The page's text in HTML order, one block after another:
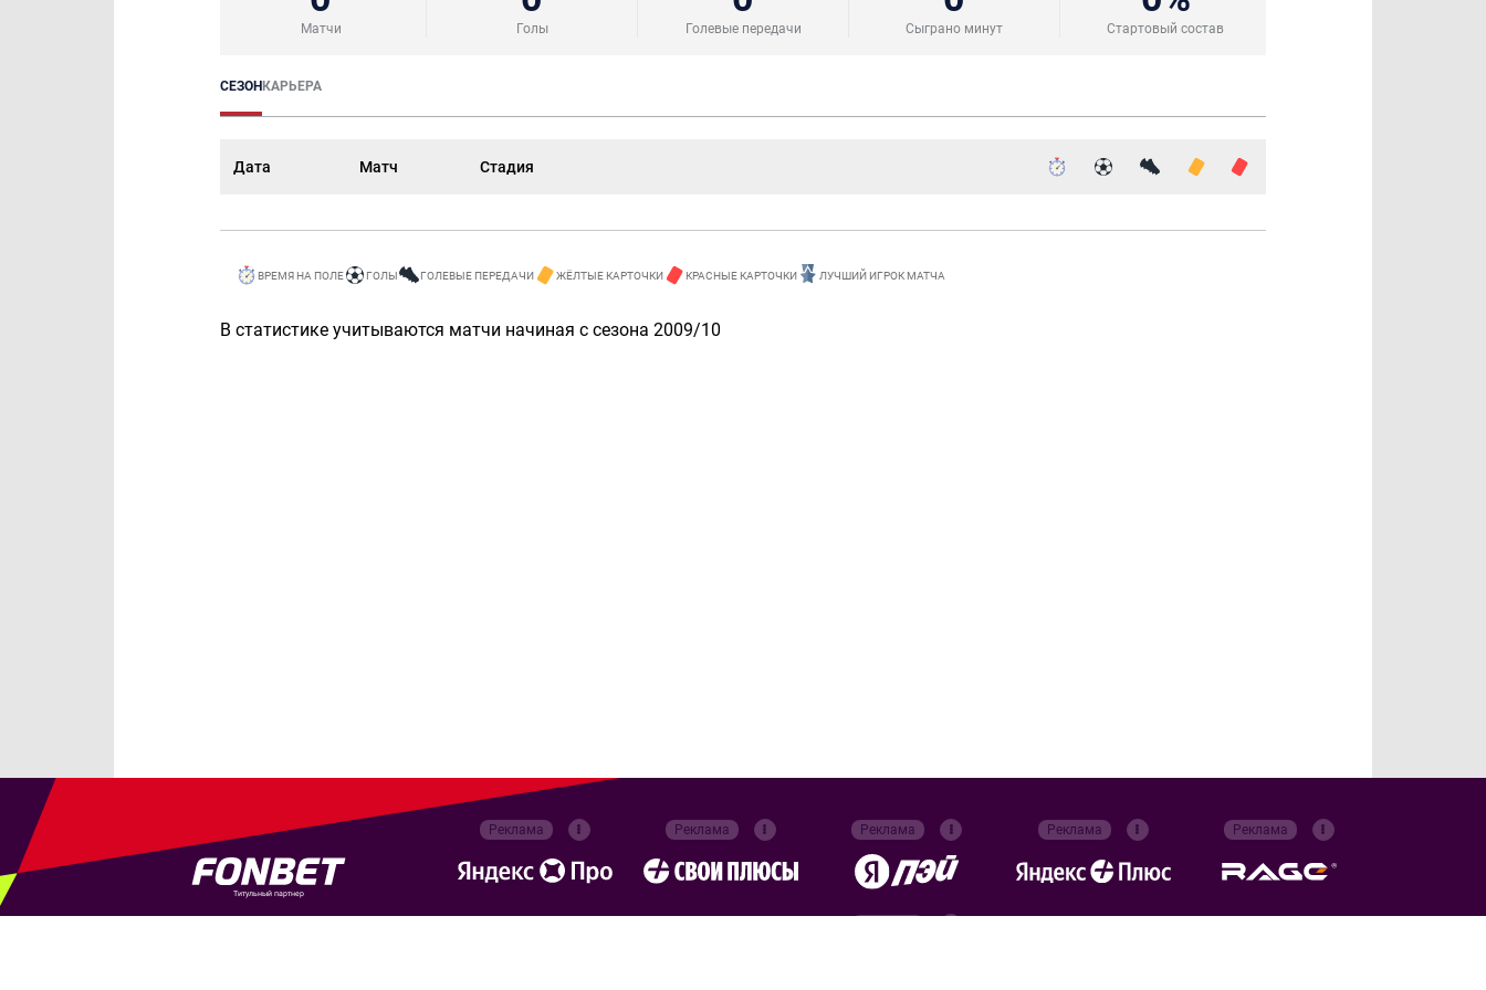
Матчи Голы Голевые передачи Сыграно минут Стартовый состав
СЕЗОНКАРЬЕРА
Дата Матч Стадия
ВРЕМЯ НА ПОЛЕ ГОЛЫ ГОЛЕВЫЕ ПЕРЕДАЧИ ЖЁЛТЫЕ КАРТОЧКИ КРАСНЫЕ КАРТОЧКИ ЛУЧШИЙ ИГРОК МАТЧА
В статистике учитываются матчи начиная с сезона 2009/10
Титульный партнер
Реклама Реклама Реклама Реклама Реклама